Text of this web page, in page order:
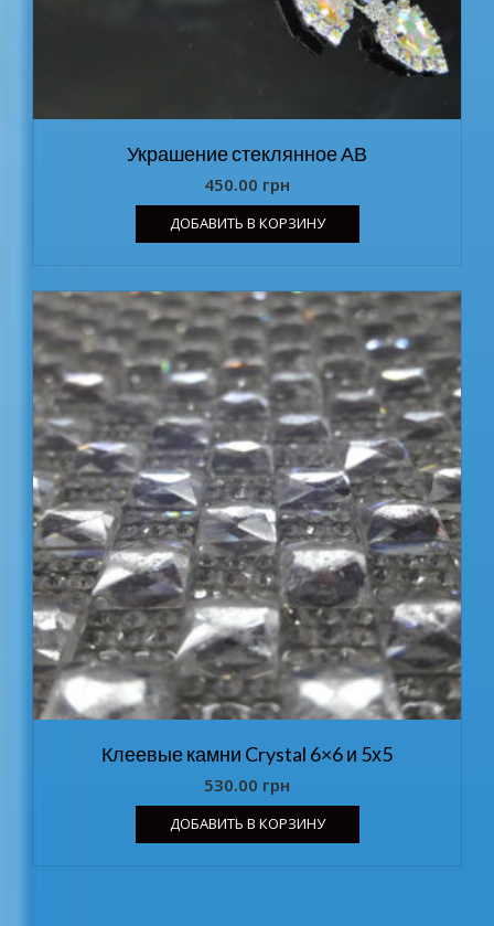
Украшение стеклянное АВ
450.00 грн
ДОБАВИТЬ В КОРЗИНУ
Клеевые камни Crystal 6×6 и 5х5
530.00 грн
ДОБАВИТЬ В КОРЗИНУ